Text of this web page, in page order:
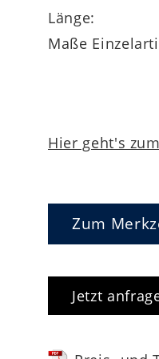
Länge:
Maße
Hier geht's
Zum
Jetzt